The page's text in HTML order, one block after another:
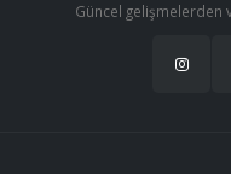
Güncel